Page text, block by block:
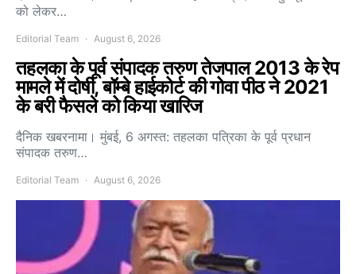
को लेकर…
Editorial Team August 6, 2026
तहलका के पूर्व संपादक तरुण तेजपाल 2013 के रेप
मामले में दोषी, बॉम्बे हाईकोर्ट की गोवा पीठ ने 2021
के बरी फैसले को किया खारिज
दैनिक खबरनामा। मुंबई, 6 अगस्त: तहलका पत्रिका के पूर्व प्रधान
संपादक तरुण…
Editorial Team August 6, 2026